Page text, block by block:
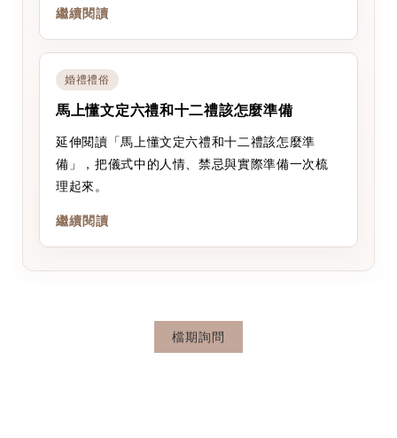
繼續閱讀
婚禮禮俗
馬上懂文定六禮和十二禮該怎麼準備
延伸閱讀「馬上懂文定六禮和十二禮該怎麼準
備」，把儀式中的人情、禁忌與實際準備一次梳
理起來。
繼續閱讀
檔期詢問